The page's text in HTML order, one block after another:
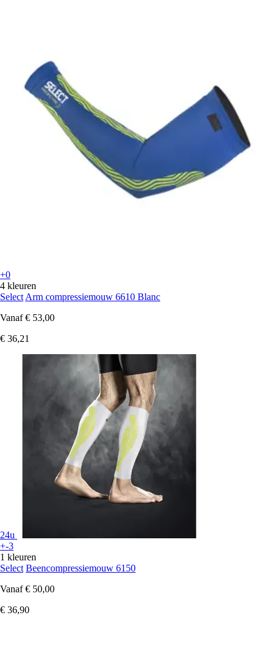
+0
4 kleuren
Select Arm compressiemouw 6610 Blanc
Vanaf € 53,00
€ 36,21
24u
+-3
1 kleuren
Select Beencompressiemouw 6150
Vanaf € 50,00
€ 36,90